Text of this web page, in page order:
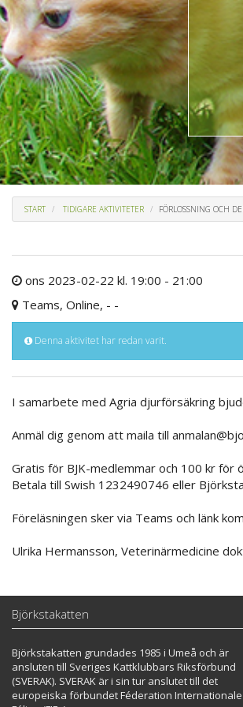
START TIDIGARE AKTIVITETER FÖRLOSSNING OCH
ons 2023-02-22 kl. 19:00 - 21:00
Teams, Online, - -
Denna aktivitet har redan varit.
I samarbete med Agria djurförsäkring
Anmäl dig genom att maila till
Gratis för BJK-medlemmar och 100 kr för
Betala till Swish 1232490746 eller
Föreläsningen sker via Teams och länk
Ulrika Hermansson, Veterinärmedicine
Björkstakatten
Björkstakatten grundades 1985 i Umeå och är
ansluten till Sveriges Kattklubbars Riksförbund
(SVERAK). SVERAK är i sin tur anslutet till det
europeiska förbundet Féderation Internationale